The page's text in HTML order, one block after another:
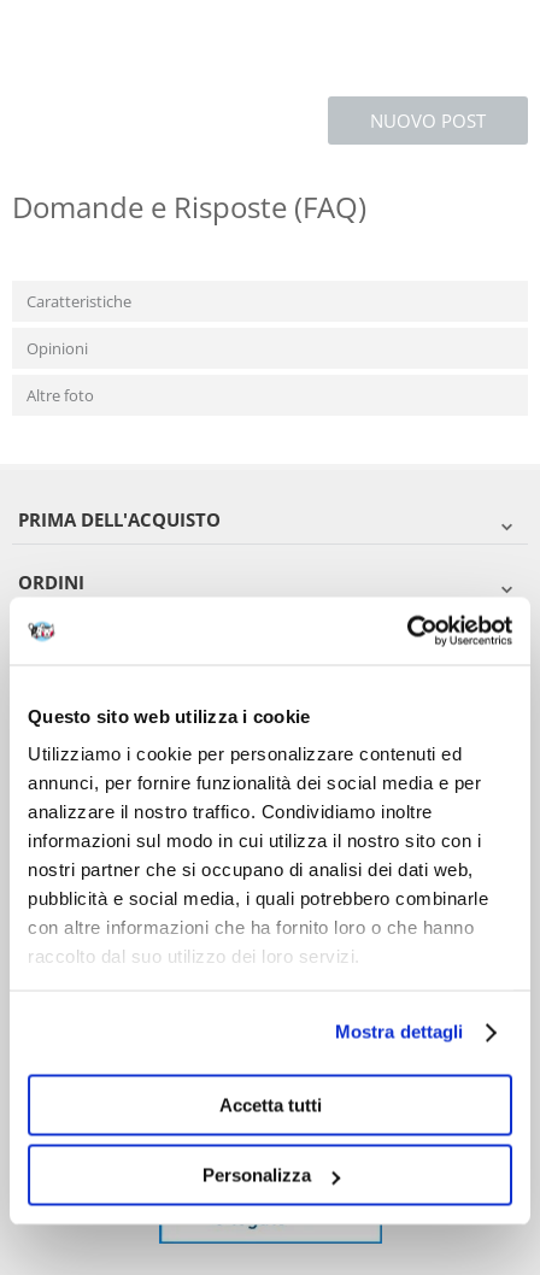
Questo sito web utilizza i cookie
Utilizziamo i cookie per personalizzare contenuti ed
annunci, per fornire funzionalità dei social media e per
analizzare il nostro traffico. Condividiamo inoltre
informazioni sul modo in cui utilizza il nostro sito con i
nostri partner che si occupano di analisi dei dati web,
pubblicità e social media, i quali potrebbero combinarle
con altre informazioni che ha fornito loro o che hanno
raccolto dal suo utilizzo dei loro servizi.
Mostra dettagli
Accetta tutti
Personalizza
NUOVO POST
Domande e Risposte (FAQ)
Caratteristiche
Opinioni
Altre foto
PRIMA DELL'ACQUISTO
ORDINI
DOPO L'ACQUISTO
VIENI A CONOSCERCI